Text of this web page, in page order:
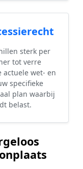
sterk per
tot verre
actuele wet- en
specifieke
plan waarbij
belast.